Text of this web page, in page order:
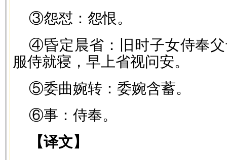
③怨怼：怨恨。
④昏定晨省：旧时子女侍奉
服侍就寝，早上省视问安。
⑤委曲婉转：委婉含蓄。
⑥事：侍奉。
【译文】